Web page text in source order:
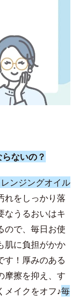
ないの？
ンジングオイル
れをしっかり落
なうるおいはキ
ので、毎日お使
肌に負担がかか
す！厚みのある
摩擦を抑え、す
メイクをオフ♪毎